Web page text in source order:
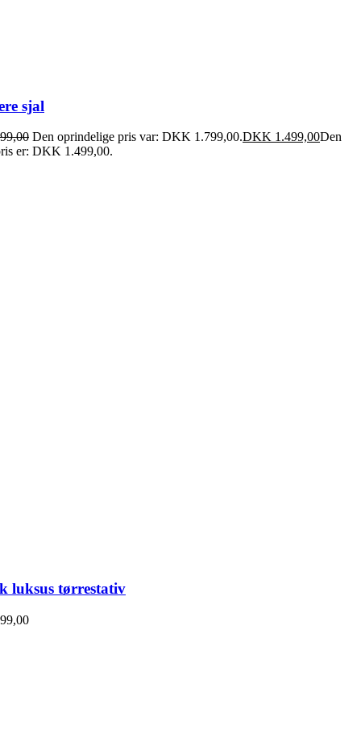
sjal
Den oprindelige pris var: DKK 1.799,00.DKK 1.499,00Den
er: DKK 1.499,00.
luksus tørrestativ